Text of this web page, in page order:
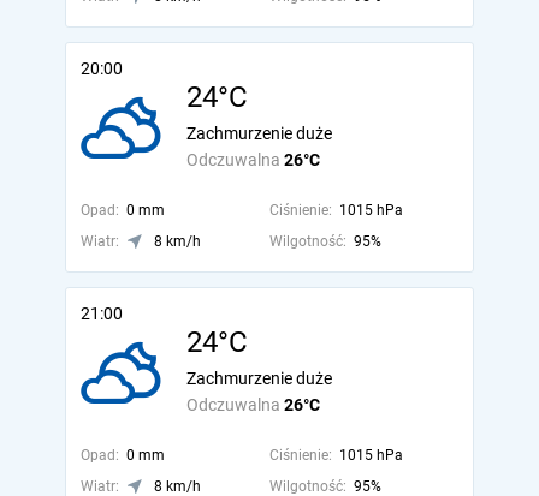
20:00
24°C
Odczuwalna 26°C
Zachmurzenie duże
Opad: 0 mm Ciśnienie: 1015 hPa
Wiatr:
8 km/h Wilgotność: 95%
21:00
24°C
Odczuwalna 26°C
Zachmurzenie duże
Opad: 0 mm Ciśnienie: 1015 hPa
Wiatr:
8 km/h Wilgotność: 95%